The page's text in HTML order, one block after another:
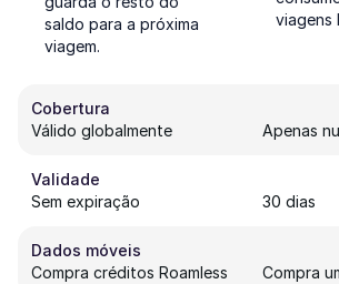
saldo para a próxima
viagem.
viagens
Cobertura
Válido globalmente
Apenas
Validade
Sem expiração
30 dias
Dados móveis
Compra créditos Roamless
Compra